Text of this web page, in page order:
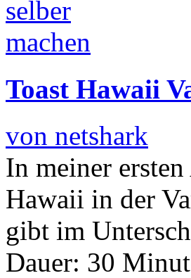
Toast Hawaii
von netshark
In meiner
Hawaii in der
gibt im
Dauer: 30